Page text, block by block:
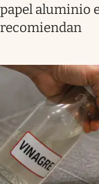
papel aluminio
recomiendan